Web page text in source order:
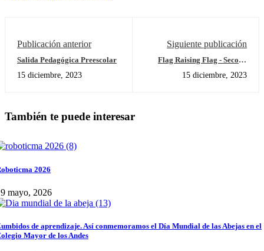
Publicación anterior
Salida Pedagógica Preescolar
15 diciembre, 2023
Siguiente publicación
Flag Raising Flag - Second
15 diciembre, 2023
También te puede interesar
2026
mayo, 2026
de aprendizaje. Así conmemoramos el Día Mundial de las Abejas en el
Mayor de los Andes